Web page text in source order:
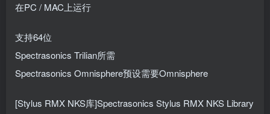
在PC / MAC上运行
支持64位
Spectrasonics Trilian所需
Spectrasonics Omnisphere预设需要Omnisphere
[Stylus RMX NKS库]Spectrasonics Stylus RMX NKS Library